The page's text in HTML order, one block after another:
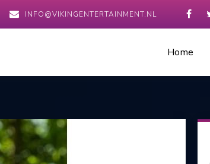
INFO@VIKINGENTERTAINMENT.NL
Home